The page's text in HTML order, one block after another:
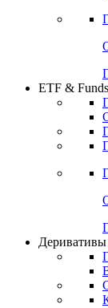
ETF & Funds
Деривативы